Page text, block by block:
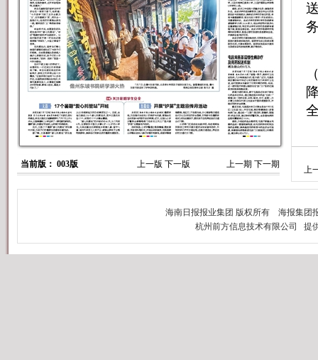
当前版： 003版 上一版 下一版 上一期 下一期
上